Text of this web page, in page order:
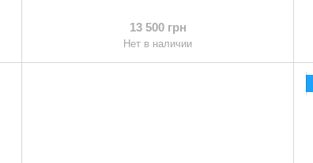
13 500 грн
Нет в наличии